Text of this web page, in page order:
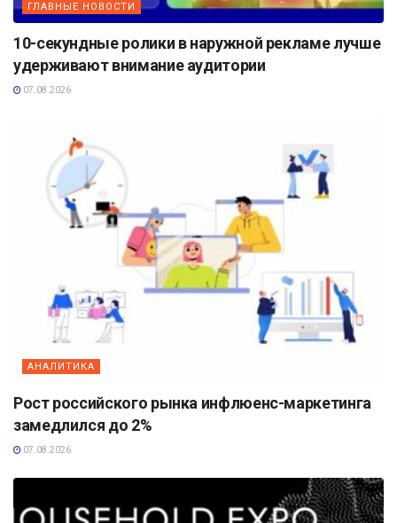
ГЛАВНЫЕ НОВОСТИ
10-секундные ролики в наружной рекламе лучше
удерживают внимание аудитории
07.08.2026
АНАЛИТИКА
Рост российского рынка инфлюенс-маркетинга
замедлился до 2%
07.08.2026